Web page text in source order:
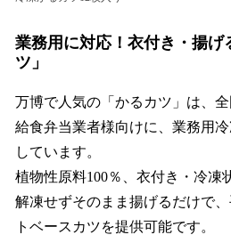
業務用に対応！衣付き・揚げ
ツ」
万博で人気の「かるカツ」は、
給食弁当業者様向けに、業務用
しています。
植物性原料100％、衣付き・冷凍
解凍せずそのまま揚げるだけで
トベースカツを提供可能です。